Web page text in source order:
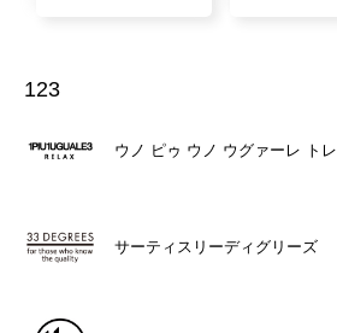
123
ウノ ピゥ ウノ ウグァーレ トレ
サーティスリーディグリーズ